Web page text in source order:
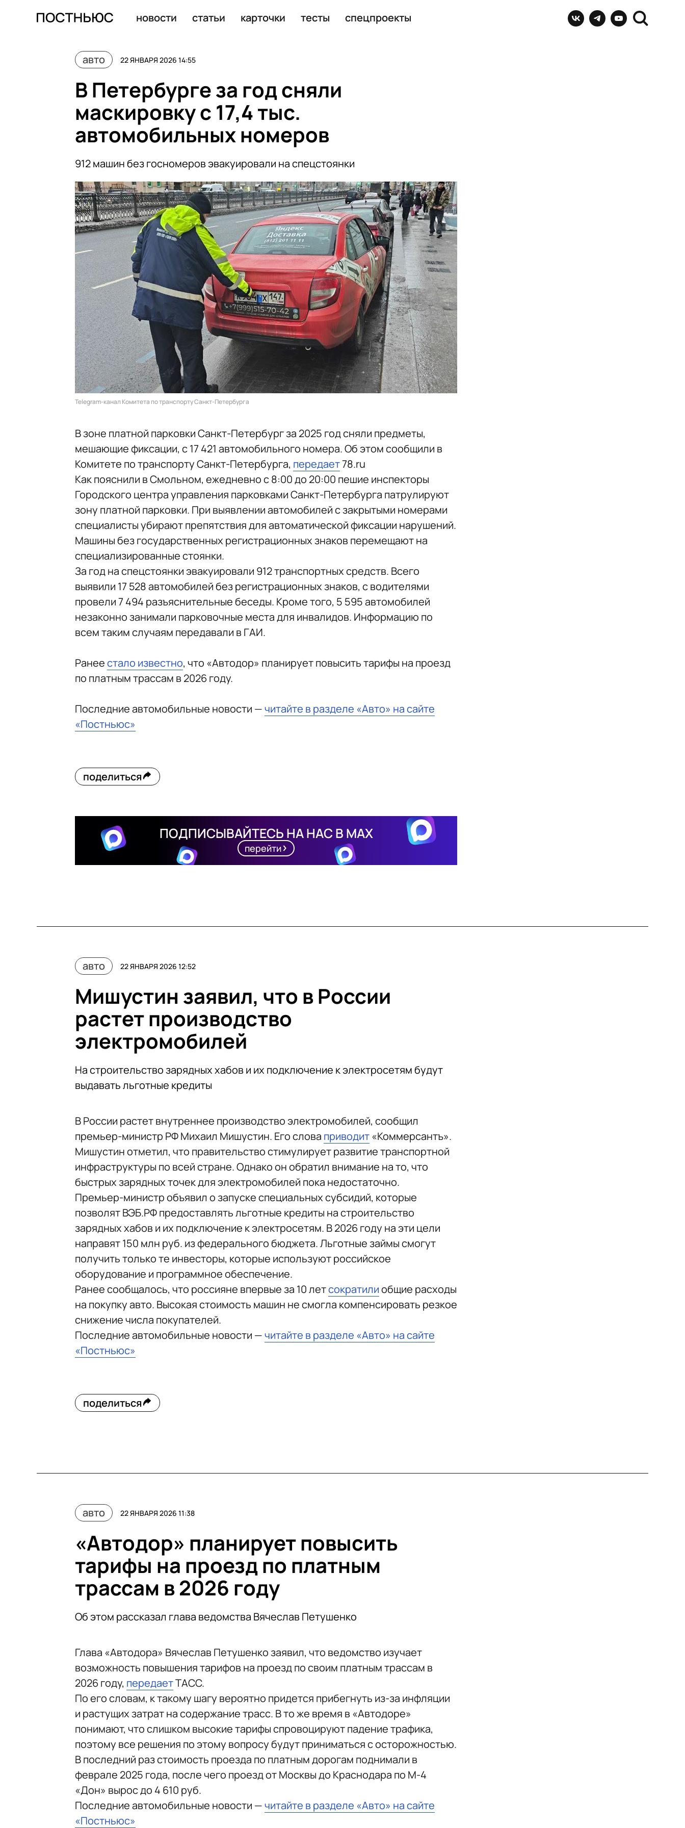
новости статьи карточки тесты спецпроекты
авто 22 ЯНВАРЯ 2026 14:55
В Петербурге за год сняли
маскировку с 17,4 тыс.
автомобильных номеров
912 машин без госномеров эвакуировали на спецстоянки
Telegram-канал Комитета по транспорту Санкт-Петербурга
В зоне платной парковки Санкт-Петербург за 2025 год сняли предметы,
мешающие фиксации, с 17 421 автомобильного номера. Об этом сообщили в
Комитете по транспорту Санкт-Петербурга, передает78.ru
Как пояснили в Смольном, ежедневно с 8:00 до 20:00 пешие инспекторы
Городского центра управления парковками Санкт-Петербурга патрулируют
зону платной парковки. При выявлении автомобилей с закрытыми номерами
специалисты убирают препятствия для автоматической фиксации нарушений.
Машины без государственных регистрационных знаков перемещают на
специализированные стоянки.
За год на спецстоянки эвакуировали 912 транспортных средств. Всего
выявили 17 528 автомобилей без регистрационных знаков, с водителями
провели 7 494 разъяснительные беседы. Кроме того, 5 595 автомобилей
незаконно занимали парковочные места для инвалидов. Информацию по
всем таким случаям передавали в ГАИ.
Ранеестало известно, что «Автодор» планирует повысить тарифы на проезд
по платным трассам в 2026 году.
Последние автомобильные новости —читайте в разделе «Авто» на сайте
«Постньюс»
поделиться
ПОДПИСЫВАЙТЕСЬ НА НАС В MAX
перейти
авто 22 ЯНВАРЯ 2026 12:52
Мишустин заявил, что в России
растет производство
электромобилей
На строительство зарядных хабов и их подключение к электросетям будут
выдавать льготные кредиты
В России растет внутреннее производство электромобилей, сообщил
премьер-министр РФ Михаил Мишустин. Его слова приводит«Коммерсантъ».
Мишустин отметил, что правительство стимулирует развитие транспортной
инфраструктуры по всей стране. Однако он обратил внимание на то, что
быстрых зарядных точек для электромобилей пока недостаточно.
Премьер-министр объявил о запуске специальных субсидий, которые
позволят ВЭБ.РФ предоставлять льготные кредиты на строительство
зарядных хабов и их подключение к электросетям. В 2026 году на эти цели
направят 150 млн руб. из федерального бюджета. Льготные займы смогут
получить только те инвесторы, которые используют российское
оборудование и программное обеспечение.
Ранее сообщалось, что россияне впервые за 10 летсократилиобщие расходы
на покупку авто. Высокая стоимость машин не смогла компенсировать резкое
снижение числа покупателей.
Последние автомобильные новости —читайте в разделе «Авто» на сайте
«Постньюс»
поделиться
авто 22 ЯНВАРЯ 2026 11:38
«Автодор» планирует повысить
тарифы на проезд по платным
трассам в 2026 году
Об этом рассказал глава ведомства Вячеслав Петушенко
Глава «Автодора» Вячеслав Петушенко заявил, что ведомство изучает
возможность повышения тарифов на проезд по своим платным трассам в
2026 году, передаетТАСС.
По его словам, к такому шагу вероятно придется прибегнуть из-за инфляции
и растущих затрат на содержание трасс. В то же время в «Автодоре»
понимают, что слишком высокие тарифы спровоцируют падение трафика,
поэтому все решения по этому вопросу будут приниматься с осторожностью.
В последний раз стоимость проезда по платным дорогам поднимали в
феврале 2025 года, после чего проезд от Москвы до Краснодара по М-4
«Дон» вырос до 4 610 руб.
Последние автомобильные новости —читайте в разделе «Авто» на сайте
«Постньюс»